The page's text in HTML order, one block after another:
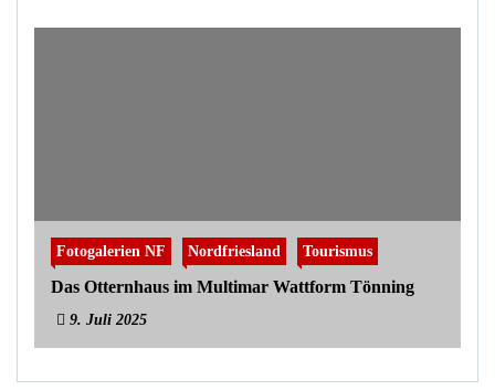
Fotogalerien NF Nordfriesland Tourismus
Das Otternhaus im Multimar Wattform Tönning
9. Juli 2025